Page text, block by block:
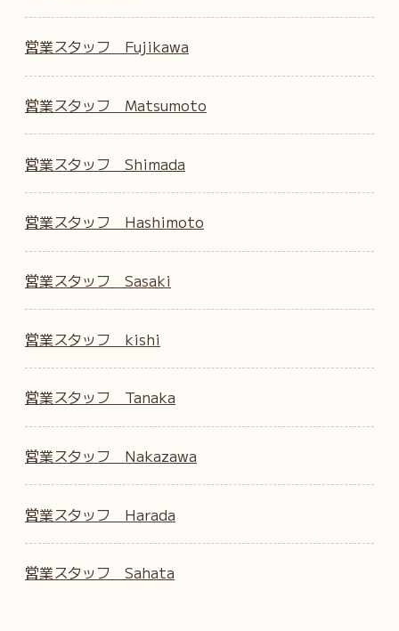
営業スタッフ Fujikawa
営業スタッフ Matsumoto
営業スタッフ Shimada
営業スタッフ Hashimoto
営業スタッフ Sasaki
営業スタッフ kishi
営業スタッフ Tanaka
営業スタッフ Nakazawa
営業スタッフ Harada
営業スタッフ Sahata